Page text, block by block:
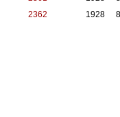
2362 1928